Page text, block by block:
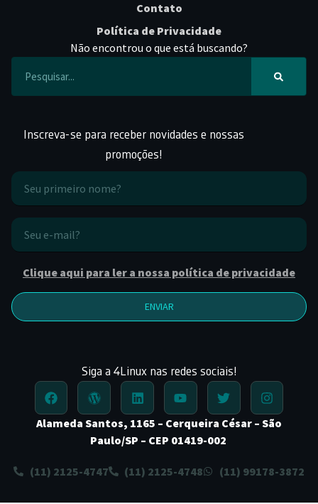
Contato
Política de Privacidade
Não encontrou o que está buscando?
Inscreva-se para receber novidades e nossas
promoções!
Clique aqui para ler a nossa política de privacidade
ENVIAR
Siga a 4Linux nas redes sociais!
Alameda Santos, 1165 – Cerqueira César – São
Paulo/SP – CEP 01419-002
(11) 2125-4747 (11) 2125-4748 (11) 99178-3872